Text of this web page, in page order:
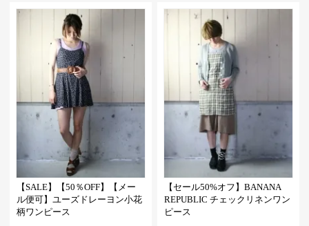
【SALE】【50％OFF】【メー
ル便可】ユーズドレーヨン小花
柄ワンピース
【セール50%オフ】BANANA
REPUBLIC チェックリネンワン
ピース